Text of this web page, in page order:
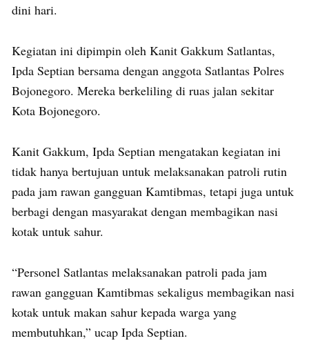
dini hari.
Kegiatan ini dipimpin oleh Kanit Gakkum Satlantas,
Ipda Septian bersama dengan anggota Satlantas Polres
Bojonegoro. Mereka berkeliling di ruas jalan sekitar
Kota Bojonegoro.
Kanit Gakkum, Ipda Septian mengatakan kegiatan ini
tidak hanya bertujuan untuk melaksanakan patroli rutin
pada jam rawan gangguan Kamtibmas, tetapi juga untuk
berbagi dengan masyarakat dengan membagikan nasi
kotak untuk sahur.
“Personel Satlantas melaksanakan patroli pada jam
rawan gangguan Kamtibmas sekaligus membagikan nasi
kotak untuk makan sahur kepada warga yang
membutuhkan,” ucap Ipda Septian.